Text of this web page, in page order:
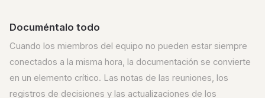
Documéntalo todo
Cuando los miembros del equipo no pueden estar siempre
conectados a la misma hora, la documentación se convierte
en un elemento crítico. Las notas de las reuniones, los
registros de decisiones y las actualizaciones de los